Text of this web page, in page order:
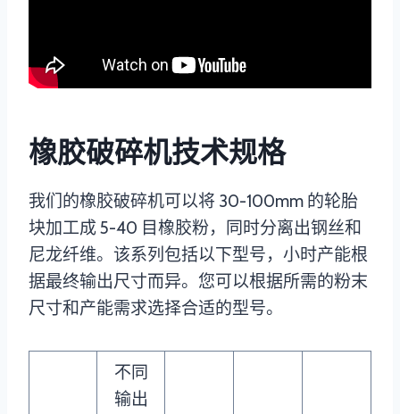
橡胶破碎机技术规格
我们的橡胶破碎机可以将 30-100mm 的轮胎
块加工成 5-40 目橡胶粉，同时分离出钢丝和
尼龙纤维。该系列包括以下型号，小时产能根
据最终输出尺寸而异。您可以根据所需的粉末
尺寸和产能需求选择合适的型号。
不同
输出